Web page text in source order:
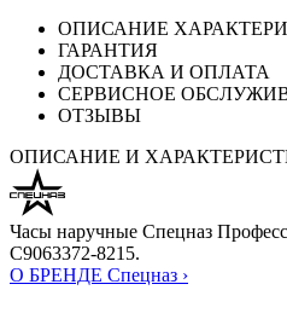
ОПИСАНИЕ
ГАРАНТИЯ
ДОСТАВКА И ОПЛАТА
СЕРВИСНОЕ
ОТЗЫВЫ
ОПИСАНИЕ И
Часы наручные Спецназ
С9063372-8215.
О БРЕНДЕ Спецназ ›